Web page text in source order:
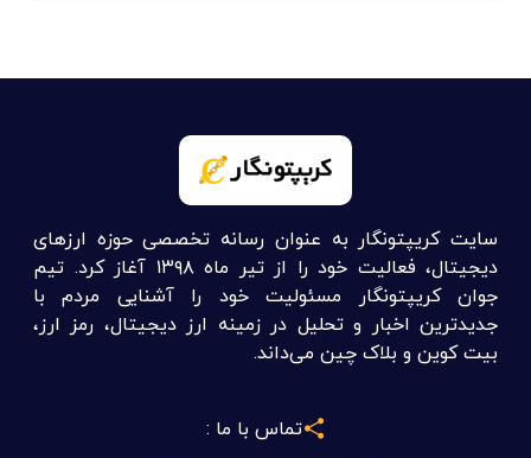
سایت کریپتونگار به عنوان رسانه تخصصی حوزه ارزهای
دیجیتال، فعالیت خود را از تیر ماه ۱۳۹۸ آغاز کرد. تیم
جوان کریپتونگار مسئولیت خود را آشنایی مردم با
جدیدترین اخبار و تحلیل در زمینه ارز دیجیتال، رمز ارز،
بیت کوین و بلاک چین می‌داند.
تماس با ما :